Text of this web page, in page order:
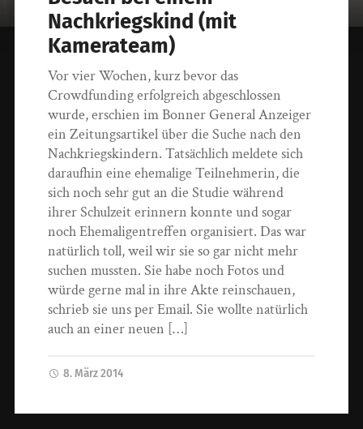
Nachkriegskind (mit
Kamerateam)
Vor vier Wochen, kurz bevor das
Crowdfunding erfolgreich abgeschlossen
wurde, erschien im Bonner General Anzeiger
ein Zeitungsartikel über die Suche nach den
Nachkriegskindern. Tatsächlich meldete sich
daraufhin eine ehemalige Teilnehmerin, die
sich noch sehr gut an die Studie während
ihrer Schulzeit erinnern konnte und sogar
noch Ehemaligentreffen organisiert. Das war
natürlich toll, weil wir sie so gar nicht mehr
suchen mussten. Sie habe noch Fotos und
würde gerne mal in ihre Akte reinschauen,
schrieb sie uns per Email. Sie wollte natürlich
auch an einer neuen […]
8. März 2014